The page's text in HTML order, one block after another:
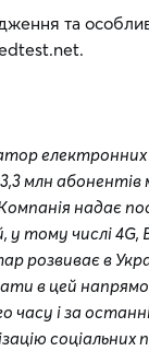
та
млн абонентів
надає
у тому числі
розвиває в
в цей
часу і за